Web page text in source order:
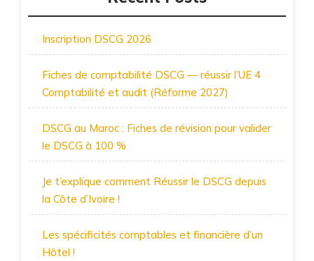
Inscription DSCG 2026
Fiches de comptabilité DSCG — réussir l’UE 4
Comptabilité et audit (Réforme 2027)
DSCG au Maroc : Fiches de révision pour valider
le DSCG à 100 %
Je t’explique comment Réussir le DSCG depuis
la Côte d’Ivoire !
Les spécificités comptables et financière d’un
Hôtel !